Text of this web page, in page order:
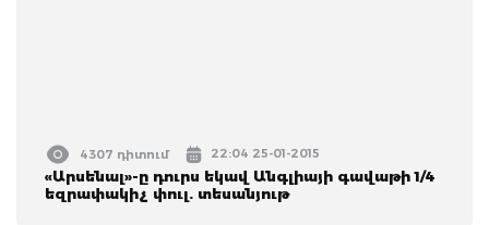
4307 դիտում 22:04 25-01-2015
«Արսենալ»-ը դուրս եկավ Անգլիայի գավաթի 1/4
եզրափակիչ փուլ. տեսանյութ